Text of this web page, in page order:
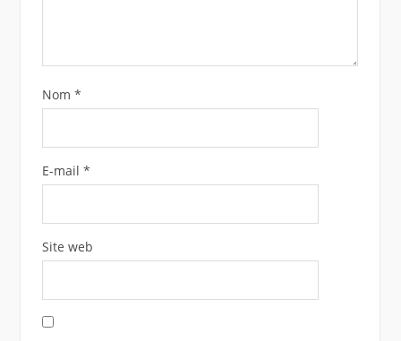
Nom *
E-mail *
Site web